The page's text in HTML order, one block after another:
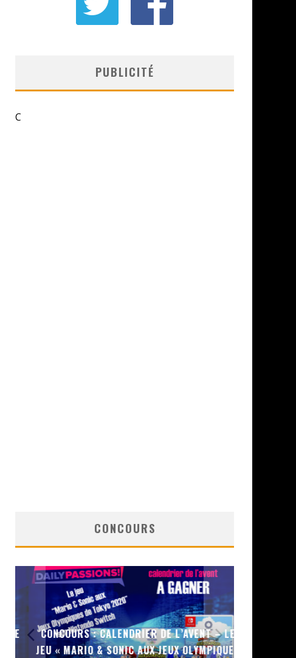
PUBLICITÉ
C
CONCOURS
CONCOURS : CALENDRIER DE L’AVENT – LE
JEU « MARIO & SONIC AUX JEUX OLYMPIQUES